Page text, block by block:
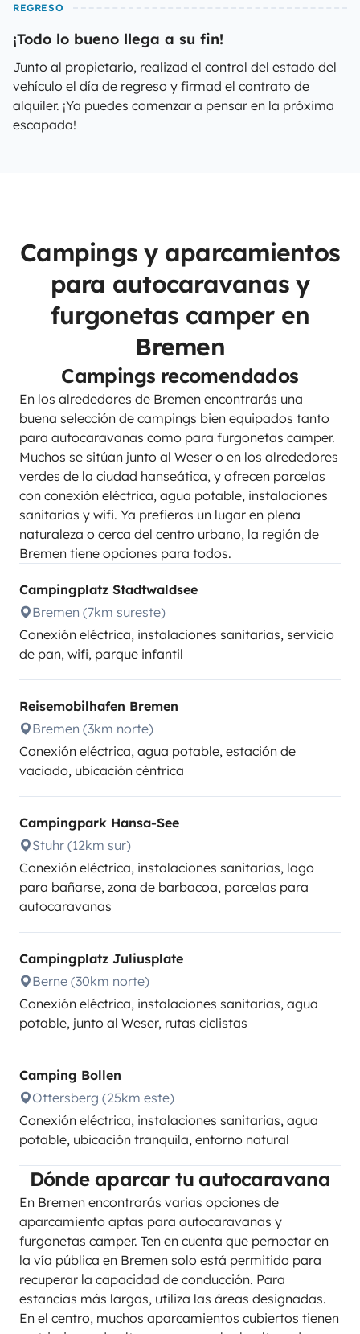
REGRESO
¡Todo lo bueno llega a su fin!
Junto al propietario, realizad el control del estado del
vehículo el día de regreso y firmad el contrato de
alquiler. ¡Ya puedes comenzar a pensar en la próxima
escapada!
Campings y aparcamientos
para autocaravanas y
furgonetas camper en
Bremen
Campings recomendados
En los alrededores de Bremen encontrarás una
buena selección de campings bien equipados tanto
para autocaravanas como para furgonetas camper.
Muchos se sitúan junto al Weser o en los alrededores
verdes de la ciudad hanseática, y ofrecen parcelas
con conexión eléctrica, agua potable, instalaciones
sanitarias y wifi. Ya prefieras un lugar en plena
naturaleza o cerca del centro urbano, la región de
Bremen tiene opciones para todos.
Campingplatz Stadtwaldsee
Bremen (7km sureste)
Conexión eléctrica, instalaciones sanitarias, servicio
de pan, wifi, parque infantil
Reisemobilhafen Bremen
Bremen (3km norte)
Conexión eléctrica, agua potable, estación de
vaciado, ubicación céntrica
Campingpark Hansa-See
Stuhr (12km sur)
Conexión eléctrica, instalaciones sanitarias, lago
para bañarse, zona de barbacoa, parcelas para
autocaravanas
Campingplatz Juliusplate
Berne (30km norte)
Conexión eléctrica, instalaciones sanitarias, agua
potable, junto al Weser, rutas ciclistas
Camping Bollen
Ottersberg (25km este)
Conexión eléctrica, instalaciones sanitarias, agua
potable, ubicación tranquila, entorno natural
Dónde aparcar tu autocaravana
En Bremen encontrarás varias opciones de
aparcamiento aptas para autocaravanas y
furgonetas camper. Ten en cuenta que pernoctar en
la vía pública en Bremen solo está permitido para
recuperar la capacidad de conducción. Para
estancias más largas, utiliza las áreas designadas.
En el centro, muchos aparcamientos cubiertos tienen